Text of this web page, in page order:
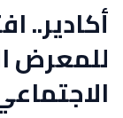
أكادير..
للمعرض